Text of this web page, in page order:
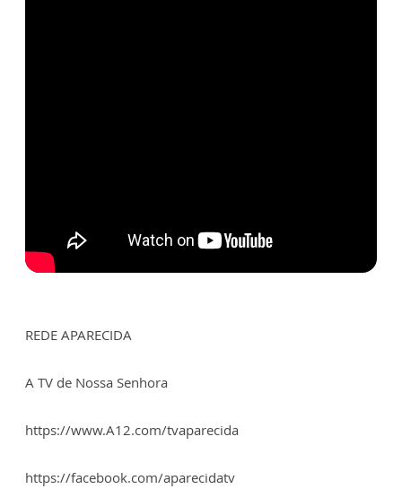
REDE APARECIDA
A TV de Nossa Senhora
https://www.A12.com/tvaparecida
https://facebook.com/aparecidatv